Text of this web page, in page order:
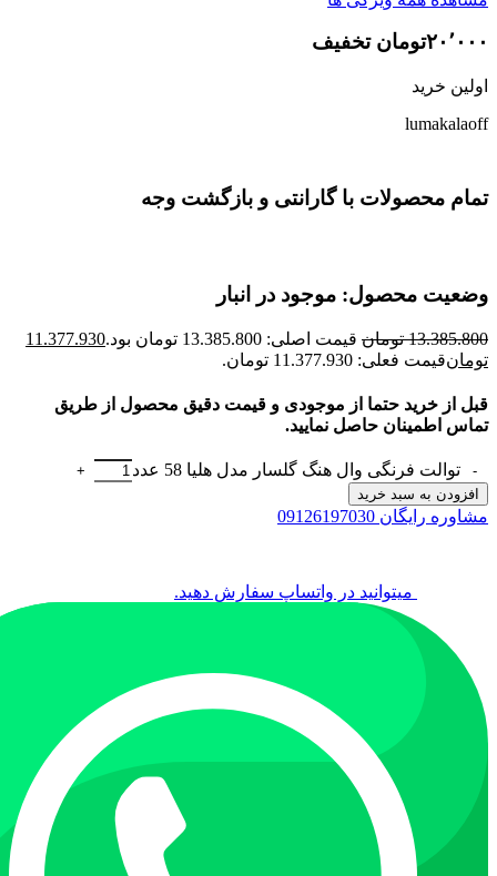
۲۰٬۰۰۰تومان تخفیف
اولین خرید
lumakalaoff
تمام محصولات با گارانتی و بازگشت وجه
وضعیت محصول: موجود در انبار
13.385.800 تومان قیمت اصلی: 13.385.800 تومان بود.
11.377.930
تومانقیمت فعلی: 11.377.930 تومان.
قبل از خرید حتما از موجودی و قیمت دقیق محصول از طریق
تماس اطمینان حاصل نمایید.
توالت فرنگی وال هنگ گلسار مدل هلیا 58 عدد
افزودن به سبد خرید
مشاوره رایگان 09126197030
میتوانید در واتساپ سفارش دهید.